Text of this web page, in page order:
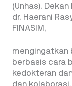
(Unhas).
dr. Haerani
FINASIM,
mengingatkan
berbasis cara
kedokteran